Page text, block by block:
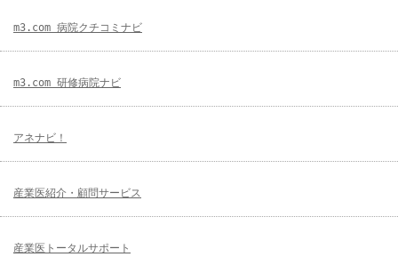
m3.com 病院クチコミナビ
m3.com 研修病院ナビ
アネナビ！
産業医紹介・顧問サービス
産業医トータルサポート